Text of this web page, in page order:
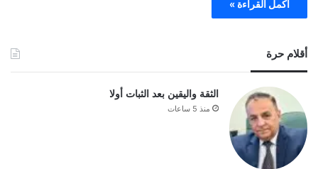
أكمل القراءة »
أقلام حرة
الثقة واليقين بعد الثبات أولا
منذ 5 ساعات